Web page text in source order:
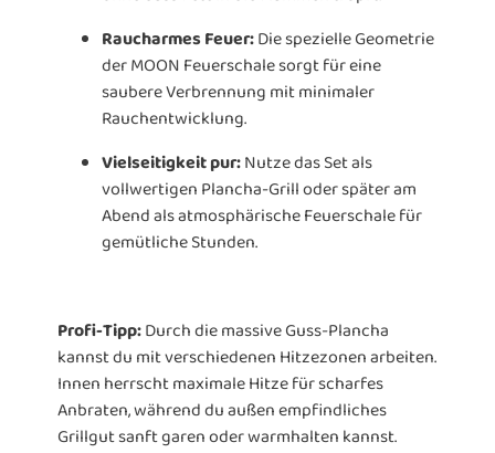
Raucharmes Feuer:Die spezielle Geometrie
der MOON Feuerschale sorgt für eine
saubere Verbrennung mit minimaler
Rauchentwicklung.
Vielseitigkeit pur:Nutze das Set als
vollwertigen Plancha-Grill oder später am
Abend als atmosphärische Feuerschale für
gemütliche Stunden.
Profi-Tipp:Durch die massive Guss-Plancha
kannst du mit verschiedenen Hitzezonen arbeiten.
Innen herrscht maximale Hitze für scharfes
Anbraten, während du außen empfindliches
Grillgut sanft garen oder warmhalten kannst.